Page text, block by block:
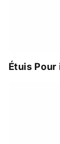
Étuis Pour